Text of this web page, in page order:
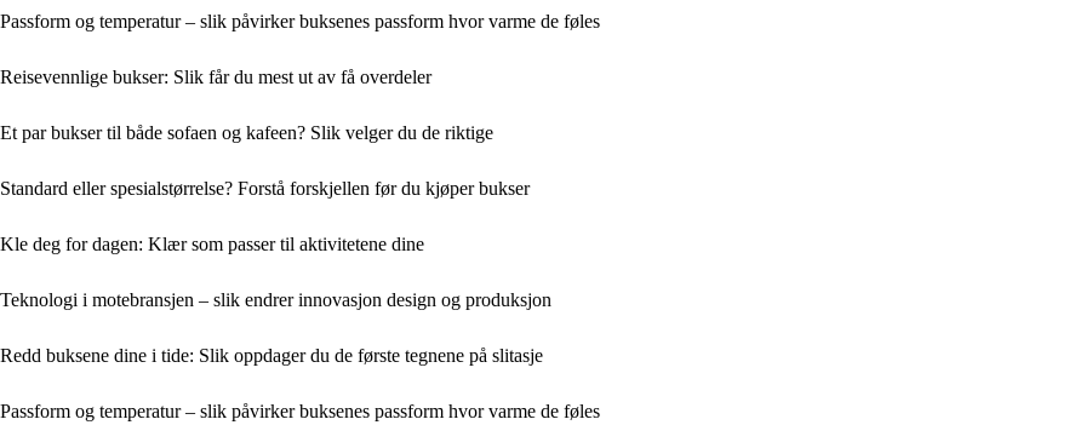
Passform og temperatur – slik påvirker buksenes passform hvor varme de føles
Reisevennlige bukser: Slik får du mest ut av få overdeler
Et par bukser til både sofaen og kafeen? Slik velger du de riktige
Standard eller spesialstørrelse? Forstå forskjellen før du kjøper bukser
Kle deg for dagen: Klær som passer til aktivitetene dine
Teknologi i motebransjen – slik endrer innovasjon design og produksjon
Redd buksene dine i tide: Slik oppdager du de første tegnene på slitasje
Passform og temperatur – slik påvirker buksenes passform hvor varme de føles